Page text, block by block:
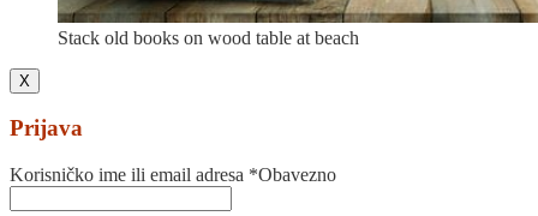
Stack old books on wood table at beach
X
Prijava
Korisničko ime ili email adresa *Obavezno